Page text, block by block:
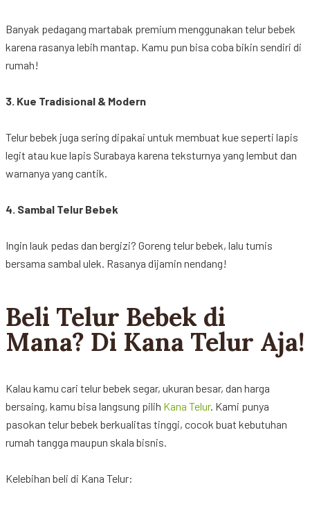
Banyak pedagang martabak premium menggunakan telurbebek
karena rasanya lebih mantap. Kamu pun bisa coba bikin sendiri di
rumah!
3. Kue Tradisional & Modern
Telurbebek juga sering dipakai untuk membuat kue seperti lapis
legit atau kuelapis Surabaya karena teksturnya yang lembut dan
warnanya yang cantik.
4. Sambal Telur Bebek
Ingin lauk pedas dan bergizi? Goreng telurbebek, lalu tumis
bersama sambal ulek. Rasanya dijamin nendang!
Beli Telur Bebek di
Mana? Di Kana Telur Aja!
Kalau kamu cari telurbebek segar, ukuran besar, dan harga
bersaing, kamu bisa langsung pilih Kana Telur. Kami punya
pasokan telurbebek berkualitas tinggi, cocok buat kebutuhan
rumah tangga maupun skala bisnis.
Kelebihan beli di Kana Telur: